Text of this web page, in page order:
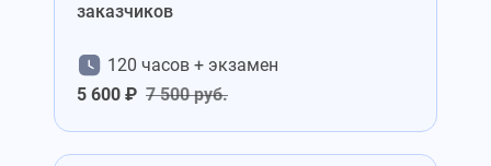
заказчиков
120 часов + экзамен
5 600 ₽ 7 500 руб.